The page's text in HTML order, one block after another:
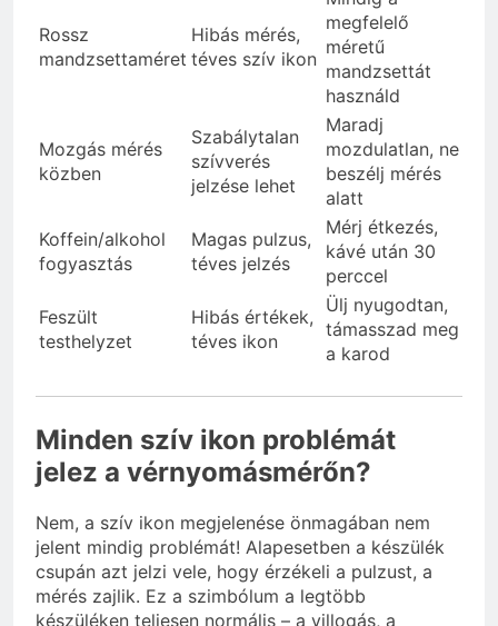
Rossz
mandzsettaméret
Hibás mérés,
téves szív ikon
megfelelő
méretű
mandzsettát
használd
Mozgás mérés
közben
Szabálytalan
szívverés
jelzése lehet
Maradj
mozdulatlan, ne
beszélj mérés
alatt
Koffein/alkohol
fogyasztás
Magas pulzus,
téves jelzés
Mérj étkezés,
kávé után 30
perccel
Feszült
testhelyzet
Hibás értékek,
téves ikon
Ülj nyugodtan,
támasszad meg
a karod
Minden szív ikon problémát
jelez a vérnyomásmérőn?
Nem, a szív ikon megjelenése önmagában nem
jelent mindig problémát! Alapesetben a készülék
csupán azt jelzi vele, hogy érzékeli a pulzust, a
mérés zajlik. Ez a szimbólum a legtöbb
készüléken teljesen normális – a villogás, a